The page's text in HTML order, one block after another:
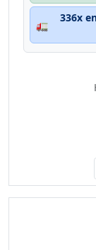
🚛
336x